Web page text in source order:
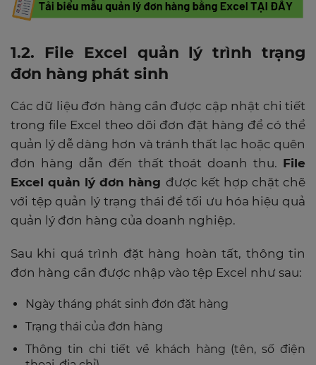
1.2. File Excel quản lý trình trạng
đơn hàng phát sinh
Các dữ liệu đơn hàng cần được cập nhật chi tiết
trong file Excel theo dõi đơn đặt hàng để có thể
quản lý dễ dàng hơn và tránh thất lạc hoặc quên
đơn hàng dẫn đến thất thoát doanh thu. File
Excel quản lý đơn hàng được kết hợp chặt chẽ
với tệp quản lý trạng thái để tối ưu hóa hiệu quả
quản lý đơn hàng của doanh nghiệp.
Sau khi quá trình đặt hàng hoàn tất, thông tin
đơn hàng cần được nhập vào tệp Excel như sau:
Ngày tháng phát sinh đơn đặt hàng
Trạng thái của đơn hàng
Thông tin chi tiết về khách hàng (tên, số điện